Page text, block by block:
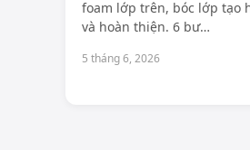
foam lớp trên, bóc lớp tạo
và hoàn thiện. 6 bư…
5 tháng 6, 2026